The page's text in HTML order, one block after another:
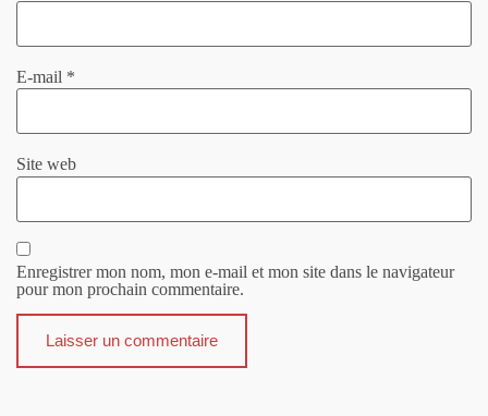
E-mail *
Site web
Enregistrer mon nom, mon e-mail et mon site dans le navigateur
pour mon prochain commentaire.